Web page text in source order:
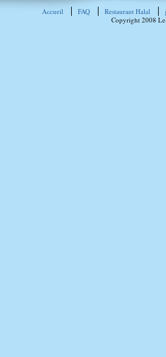
Accueil FAQ Restaurant Halal
Copyright 2008